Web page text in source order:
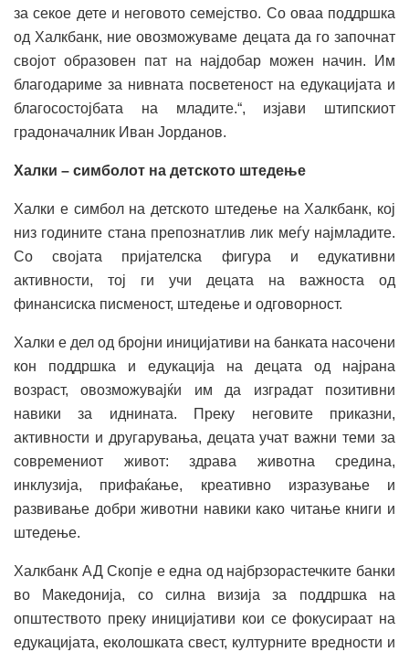
за секое дете и неговото семејство. Со оваа поддршка
од Халкбанк, ние овозможуваме децата да го започнат
својот образовен пат на најдобар можен начин. Им
благодариме за нивната посветеност на едукацијата и
благосостојбата на младите.“, изјави штипскиот
градоначалник Иван Јорданов.
Халки – симболот на детското штедење
Халки е симбол на детското штедење на Халкбанк, кој
низ годините стана препознатлив лик меѓу најмладите.
Со својата пријателска фигура и едукативни
активности, тој ги учи децата на важноста од
финансиска писменост, штедење и одговорност.
Халки е дел од бројни иницијативи на банката насочени
кон поддршка и едукација на децата од најрана
возраст, овозможувајќи им да изградат позитивни
навики за иднината. Преку неговите приказни,
активности и другарувања, децата учат важни теми за
современиот живот: здрава животна средина,
инклузија, прифаќање, креативно изразување и
развивање добри животни навики како читање книги и
штедење.
Халкбанк АД Скопје е една од најбрзорастечките банки
во Македонија, со силна визија за поддршка на
општеството преку иницијативи кои се фокусираат на
едукацијата, еколошката свест, културните вредности и